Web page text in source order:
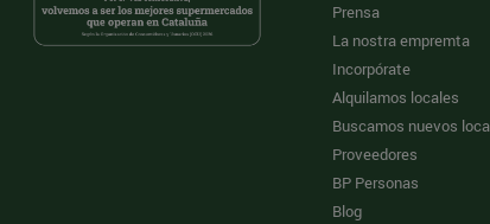
Prensa
La nostra empremta
Incorpórate
Alquilamos locales
Buscamos nuevos
Proveedores
BP Personas
Blog